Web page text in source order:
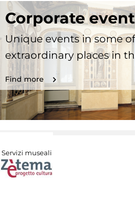
Corporate
Unique events in some
extraordinary places in
Find more
Servizi museali